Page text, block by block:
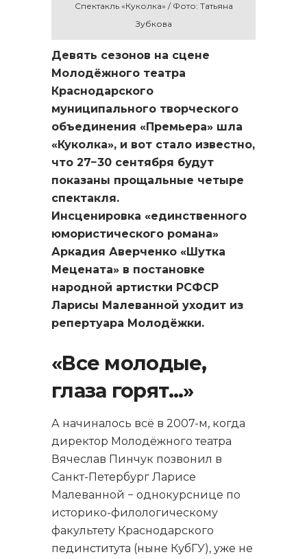
Спектакль «Куколка» / Фото: Татьяна
Зубкова
Девять сезонов на сцене
Молодёжного театра
Краснодарского
муниципального творческого
объединения «Премьера» шла
«Куколка», и вот стало известно,
что 27−30 сентября будут
показаны прощальные четыре
спектакля.
Инсценировка «единственного
юмористического романа»
Аркадия Аверченко «Шутка
Мецената» в постановке
народной артистки РСФСР
Ларисы Малеванной уходит из
репертуара Молодёжки.
«Все молодые,
глаза горят…»
А начиналось всё в 2007-м, когда
директор Молодёжного театра
Вячеслав Пинчук позвонил в
Санкт-Петербург Ларисе
Малеванной − однокурснице по
историко-филологическому
факультету Краснодарского
пединститута (ныне КубГУ), уже не